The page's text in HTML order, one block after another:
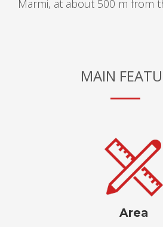
Marmi, at about 500 m from
MAIN
Area